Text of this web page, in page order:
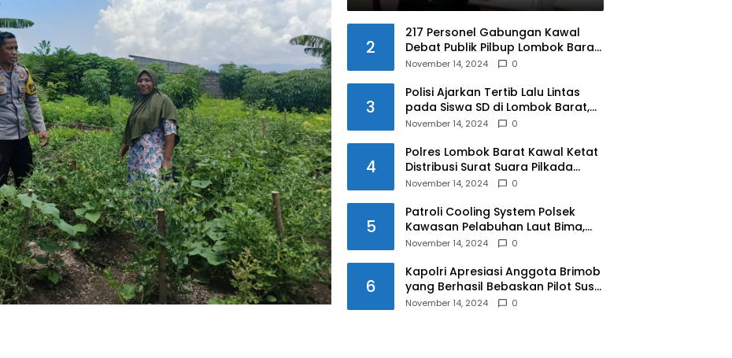
2
217 Personel Gabungan Kawal
Debat Publik Pilbup Lombok Barat
2024
November 14, 2024 0
3
Polisi Ajarkan Tertib Lalu Lintas
pada Siswa SD di Lombok Barat,
Apa Saja Materinya?
November 14, 2024 0
4
Polres Lombok Barat Kawal Ketat
Distribusi Surat Suara Pilkada
2024
November 14, 2024 0
5
Patroli Cooling System Polsek
Kawasan Pelabuhan Laut Bima,
Ciptakan Pilkada Serentak 2024
November 14, 2024 0
6
Kapolri Apresiasi Anggota Brimob
yang Berhasil Bebaskan Pilot Susi
Air Korban Penyanderaan KKB
November 14, 2024 0